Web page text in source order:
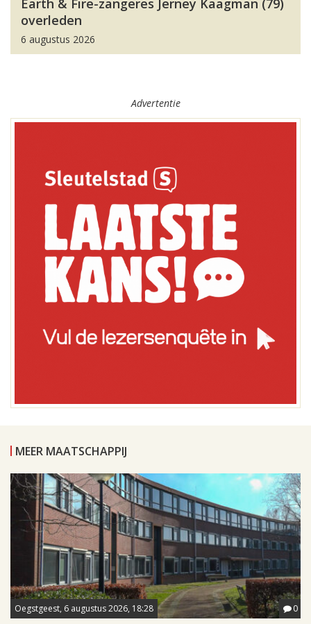
Earth & Fire-zangeres Jerney Kaagman (79)
overleden
6 augustus 2026
Advertentie
MEER MAATSCHAPPIJ
Oegstgeest, 6 augustus 2026, 18:28 0